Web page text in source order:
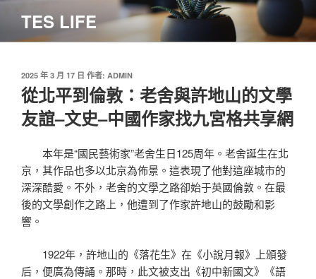
主
TES LIFE
發
佈
於
2025 年 3 月 17 日 作者: ADMIN
從北平到倫敦：老舍與許地山的文學
友誼–文史–中國作家找九宮格共享網
本年是“國民藝術家”老舍生日125周年。老舍誕生在北
京，其作品也多以北京為佈景。這表現了他對這座城市的
深深酷愛。不外，老舍的文學之路卻始于英國倫敦。在最
後的文學創作之路上，他遭到了作家許地山的鼓勵和影
響。
1922年，許地山的《落花生》在《小說月報》上頒發
后，便廣為傳誦。那時，此文被支出《初中新國文》《語